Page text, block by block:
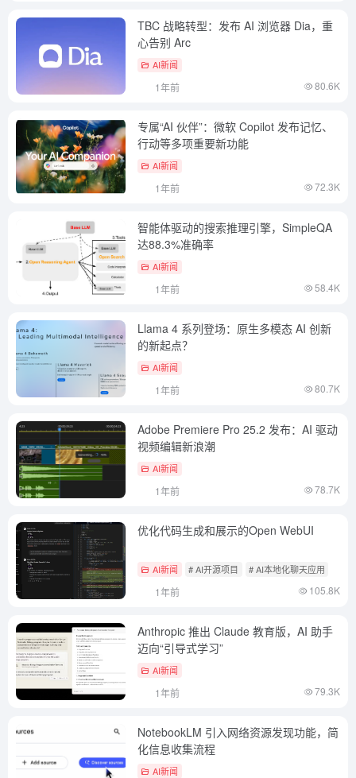
TBC 战略转型：发布 AI 浏览器 Dia，重
心告别 Arc
AI新闻
1年前 80.6K
专属“AI 伙伴”：微软 Copilot 发布记忆、
行动等多项重要新功能
AI新闻
1年前 72.3K
智能体驱动的搜索推理引擎，SimpleQA
达88.3%准确率
AI新闻
1年前 58.4K
Llama 4 系列登场：原生多模态 AI 创新
的新起点？
AI新闻
1年前 80.7K
Adobe Premiere Pro 25.2 发布：AI 驱动
视频编辑新浪潮
AI新闻
1年前 78.7K
优化代码生成和展示的Open WebUI
AI新闻 # AI开源项目 # AI本地化聊天应用
1年前 105.8K
Anthropic 推出 Claude 教育版，AI 助手
迈向“引导式学习”
AI新闻
1年前 79.3K
NotebookLM 引入网络资源发现功能，简
化信息收集流程
AI新闻